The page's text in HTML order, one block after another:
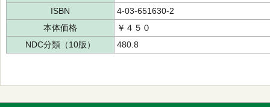
ISBN
4-03-651630-2
本体価格
￥４５０
NDC分類（10版）
480.8